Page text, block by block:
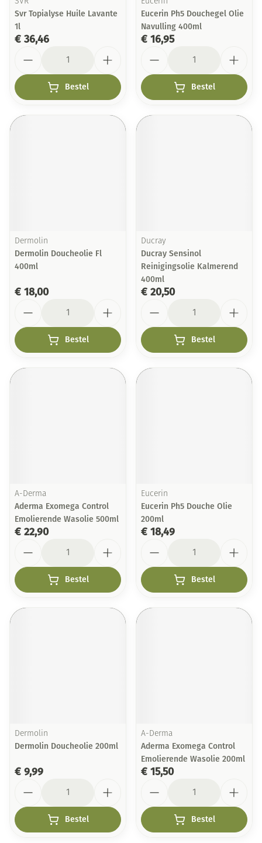
Svr Topialyse Huile Lavante
1l
€ 36,46
Bestel
Eucerin Ph5 Douchegel Olie
Navulling 400ml
€ 16,95
Bestel
Dermolin
Dermolin Doucheolie Fl
400ml
€ 18,00
Bestel
Ducray
Ducray Sensinol
Reinigingsolie Kalmerend
400ml
€ 20,50
Bestel
A-Derma
Aderma Exomega Control
Emolierende Wasolie 500ml
€ 22,90
Bestel
Eucerin
Eucerin Ph5 Douche Olie
200ml
€ 18,49
Bestel
Dermolin
Dermolin Doucheolie 200ml
€ 9,99
Bestel
A-Derma
Aderma Exomega Control
Emolierende Wasolie 200ml
€ 15,50
Bestel